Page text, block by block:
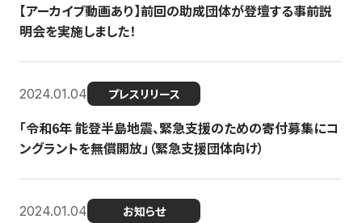
【アーカイブ動画あり】前回の助成団体が登壇する事前説
明会を実施しました！
2024.01.04 プレスリリース
「令和6年 能登半島地震、緊急支援のための寄付募集にコ
ングラントを無償開放」（緊急支援団体向け）
2024.01.04 お知らせ